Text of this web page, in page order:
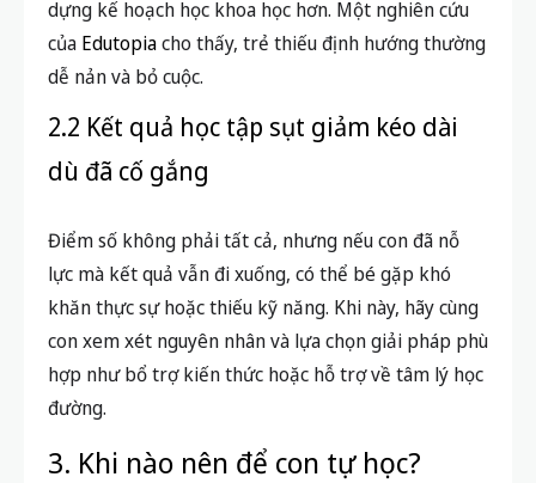
dựng kế hoạch học khoa học hơn. Một nghiên cứu
của Edutopiacho thấy, trẻ thiếu định hướng thường
dễ nản và bỏ cuộc.
2.2 Kết quả học tập sụt giảm kéo dài
dù đã cố gắng
Điểm số không phải tất cả, nhưng nếu con đã nỗ
lực mà kết quả vẫn đi xuống, có thể bé gặp khó
khăn thực sự hoặc thiếu kỹ năng. Khi này, hãy cùng
con xem xét nguyên nhân và lựa chọn giải pháp phù
hợp như bổ trợ kiến thức hoặc hỗ trợ về tâm lý học
đường.
3. Khi nào nên để con tự học?